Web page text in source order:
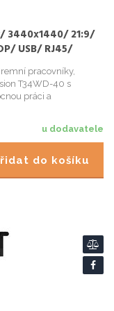
3440x1440/ 21:9/
USB/ RJ45/
pracovníky,
T34WD-40 s
práci a
u dodavatele
Přidat do košíku